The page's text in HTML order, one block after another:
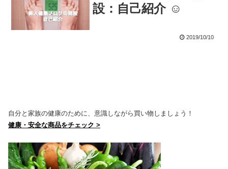
設：自己紹介 ☺
2019/10/10
自分と家族の健康のために、意識しながら買い物しましょう！
健康・安全な商品をチェック >